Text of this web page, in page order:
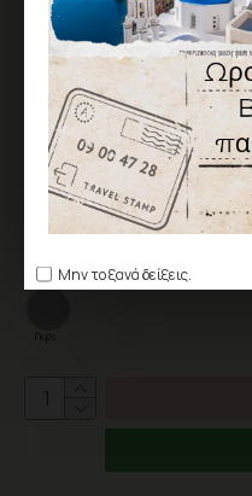
Μην το ξανά δείξεις.
6,90€
Χωρίς ΦΠΑ: 5,56€
Κωδικός:
BH-CC-050982-69
Χρώμα